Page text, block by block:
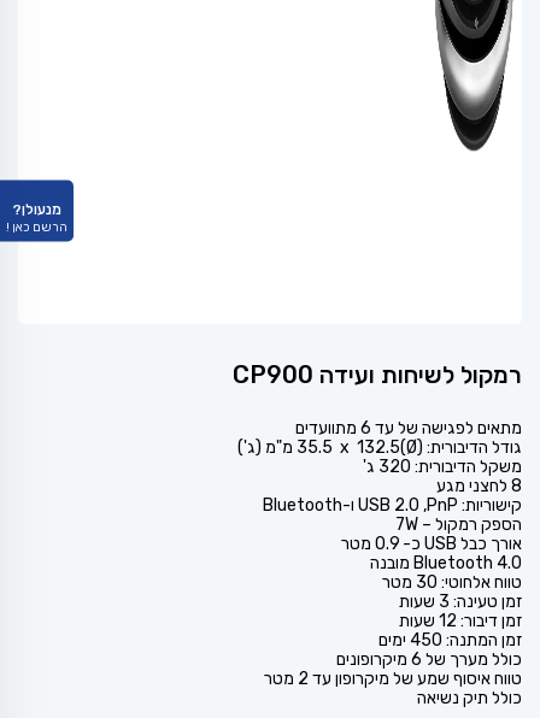
רמקול לשיחות ועידה CP900
מתאים לפגישה של עד 6 מתוועדים
גודל הדיבורית: (Ø)132.5 ‏ x ‏ 35.5 מ"מ (ג')
משקל הדיבורית: 320 ג'
8 לחצני מגע
קישוריות: USB 2.0 ,PnP ו-Bluetooth
הספק רמקול – 7W
אורך כבל USB כ- 0.9 מטר
Bluetooth 4.0 מובנה
טווח אלחוטי: 30 מטר
זמן טעינה: 3 שעות
זמן דיבור: 12 שעות
זמן המתנה: 450 ימים
כולל מערך של 6 מיקרופונים
טווח איסוף שמע של מיקרופון עד 2 מטר
כולל תיק נשיאה
מנעולן?
הרשם כאן !